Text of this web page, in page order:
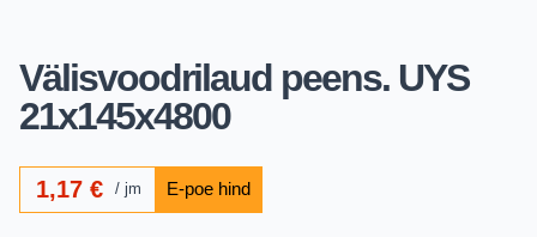
Välisvoodrilaud peens. UYS
21x145x4800
1,17€ jm